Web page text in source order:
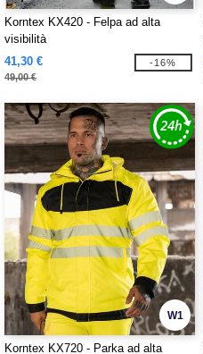
Korntex KX420 - Felpa ad alta
visibilità
41,30 €
49,00 €
-16%
W1
Korntex KX720 - Parka ad alta